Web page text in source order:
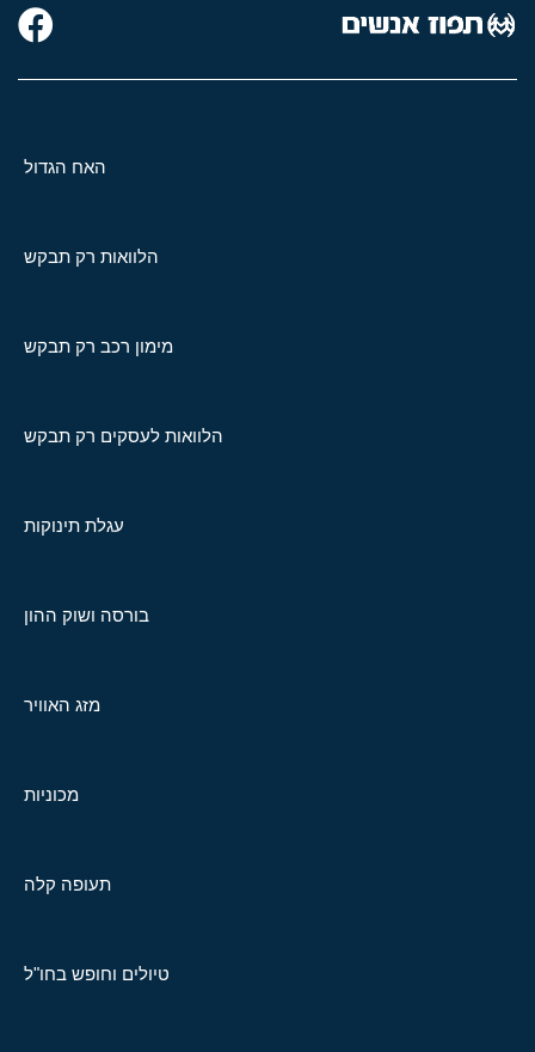
האח הגדול
הלוואות רק תבקש
מימון רכב רק תבקש
הלוואות לעסקים רק תבקש
עגלת תינוקות
בורסה ושוק ההון
מזג האוויר
מכוניות
תעופה קלה
טיולים וחופש בחו"ל